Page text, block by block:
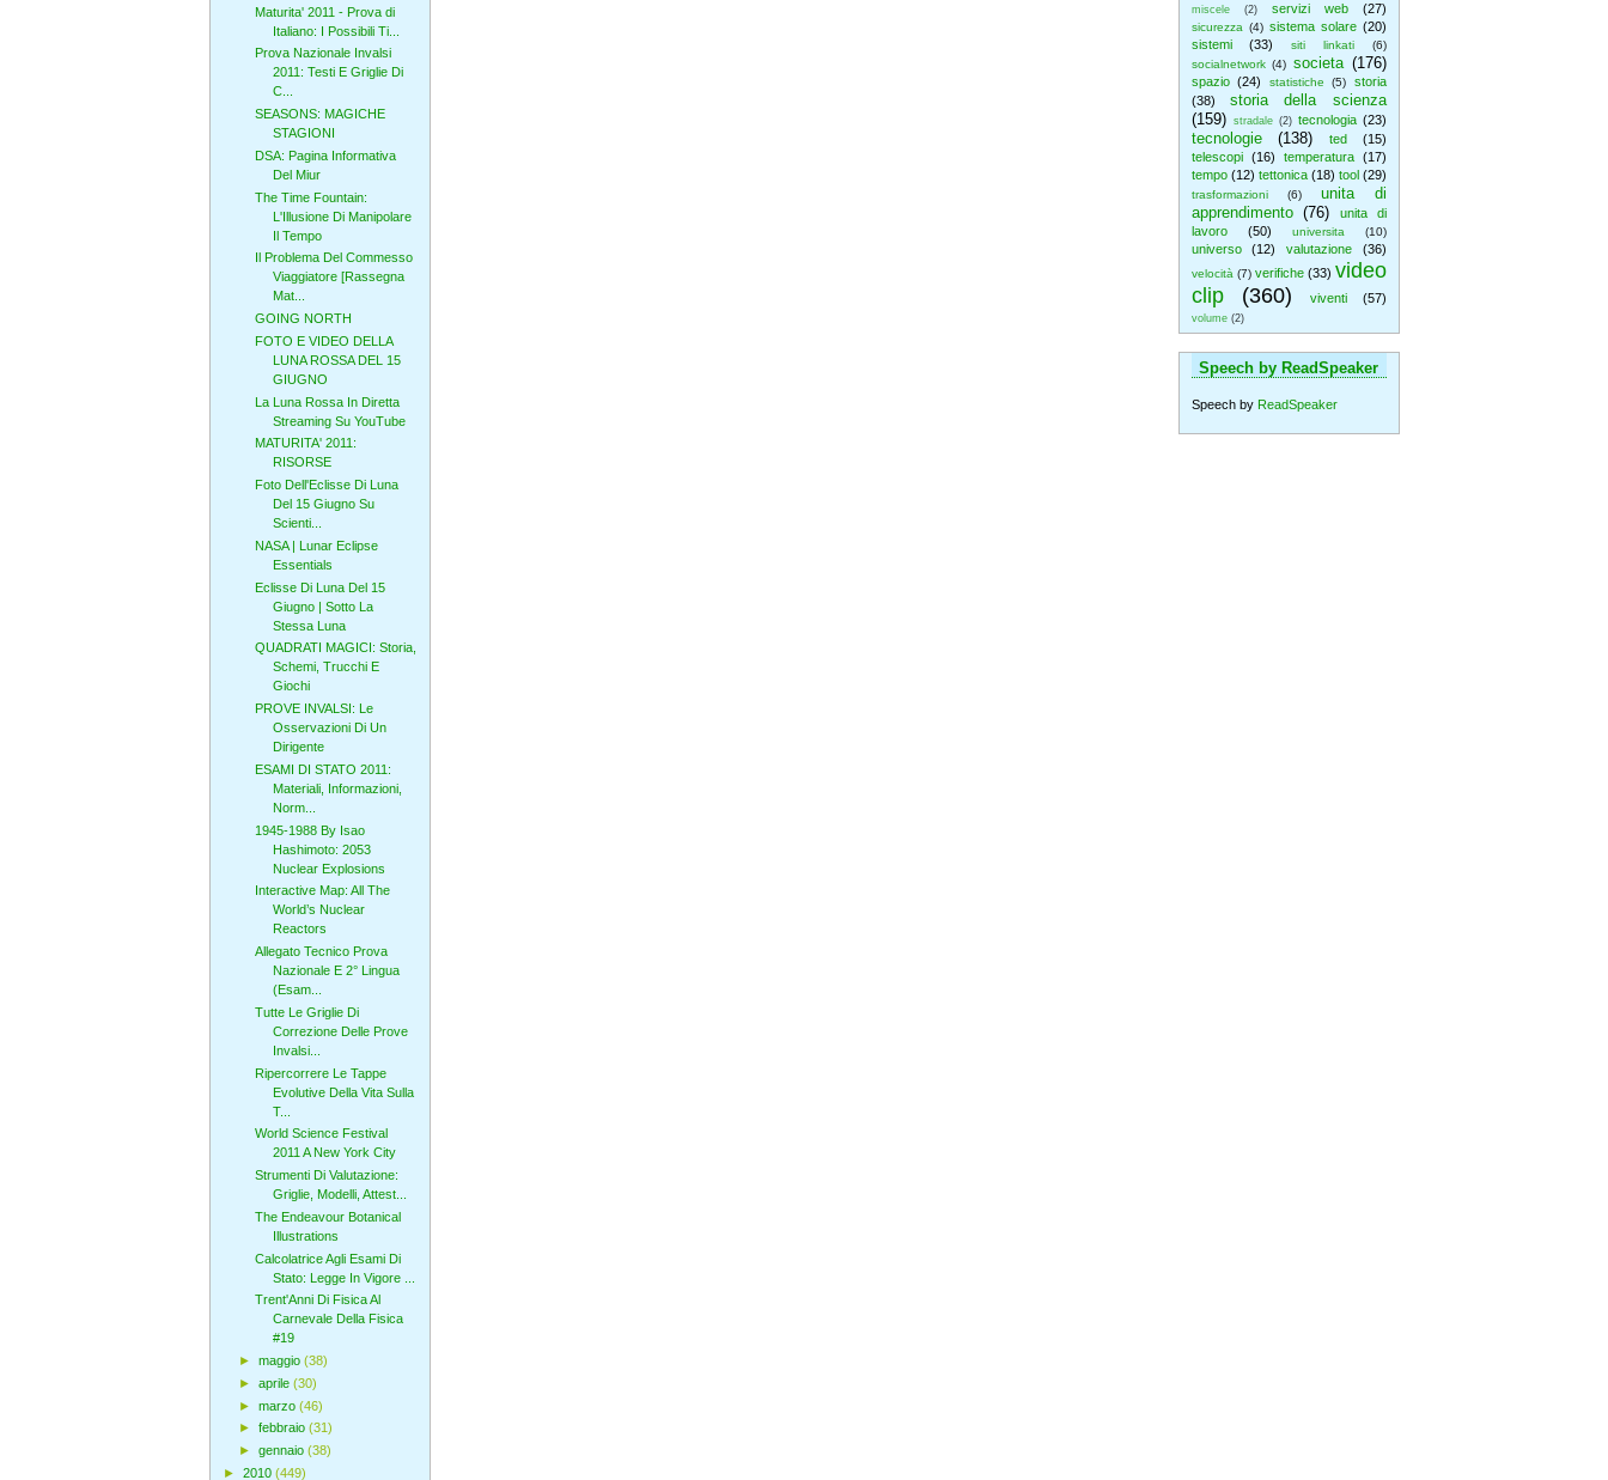
miscele
(2) servizi web (27)
sicurezza (4) sistema solare (20)
sistemi
(33) siti linkati
(6)
socialnetwork (4) societa (176)
spazio (24) statistiche (5)
storia
(38)
storia della scienza
(159)
stradale (2) tecnologia (23)
tecnologie (138) ted
(15)
telescopi
(16) temperatura
(17)
tempo (12) tettonica (18) tool (29)
trasformazioni (6)
unita di
apprendimento (76)
unita di
lavoro
(50) universita (10)
universo (12) valutazione (36)
velocità (7) verifiche (33) video
clip
(360) viventi (57)
volume (2)
Speech by ReadSpeaker
Speech by ReadSpeaker
Maturita' 2011 - Prova di
Italiano: I Possibili Ti...
Prova Nazionale Invalsi
2011: Testi E Griglie Di
C...
SEASONS: MAGICHE
STAGIONI
DSA: Pagina Informativa
Del Miur
The Time Fountain:
L'Illusione Di Manipolare
Il Tempo
Il Problema Del Commesso
Viaggiatore [Rassegna
Mat...
GOING NORTH
FOTO E VIDEO DELLA
LUNA ROSSA DEL 15
GIUGNO
La Luna Rossa In Diretta
Streaming Su YouTube
MATURITA' 2011:
RISORSE
Foto Dell'Eclisse Di Luna
Del 15 Giugno Su
Scienti...
NASA | Lunar Eclipse
Essentials
Eclisse Di Luna Del 15
Giugno | Sotto La
Stessa Luna
QUADRATI MAGICI: Storia,
Schemi, Trucchi E
Giochi
PROVE INVALSI: Le
Osservazioni Di Un
Dirigente
ESAMI DI STATO 2011:
Materiali, Informazioni,
Norm...
1945-1988 By Isao
Hashimoto: 2053
Nuclear Explosions
Interactive Map: All The
World’s Nuclear
Reactors
Allegato Tecnico Prova
Nazionale E 2° Lingua
(Esam...
Tutte Le Griglie Di
Correzione Delle Prove
Invalsi...
Ripercorrere Le Tappe
Evolutive Della Vita Sulla
T...
World Science Festival
2011 A New York City
Strumenti Di Valutazione:
Griglie, Modelli, Attest...
The Endeavour Botanical
Illustrations
Calcolatrice Agli Esami Di
Stato: Legge In Vigore ...
Trent'Anni Di Fisica Al
Carnevale Della Fisica
#19
► maggio (38)
► aprile (30)
► marzo (46)
► febbraio (31)
► gennaio (38)
► 2010 (449)